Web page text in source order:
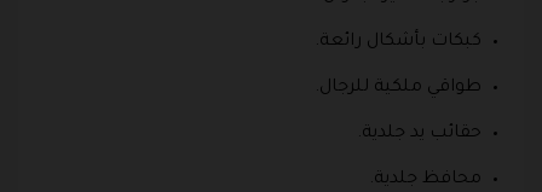
كبكات بأشكال رائعة.
طواقي ملكية للرجال.
حقائب يد جلدية.
محافظ جلدية.